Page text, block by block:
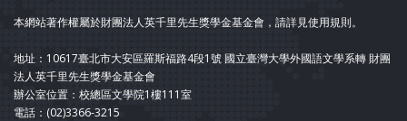
本網站著作權屬於財團法人英千里先生獎學金基金會，請詳見使用規則。
地址：10617臺北市大安區羅斯福路4段1號 國立臺灣大學外國語文學系轉 財團
法人英千里先生獎學金基金會
辦公室位置：校總區文學院1樓111室
電話：(02)3366-3215